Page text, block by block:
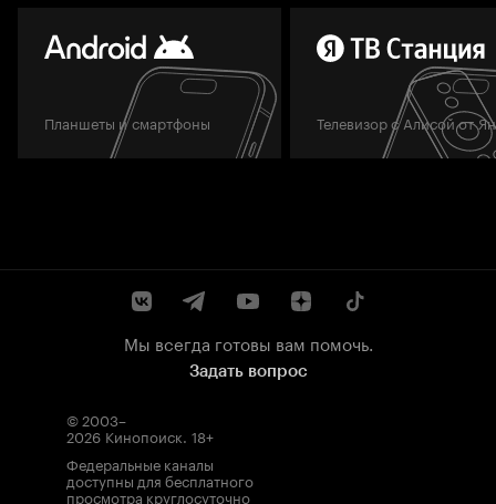
Планшеты и смартфоны Телевизор с Алисой от
Мы всегда готовы вам помочь.
Задать вопрос
© 2003–
2026 Кинопоиск. 18+
Федеральные каналы
доступны для бесплатного
просмотра круглосуточно